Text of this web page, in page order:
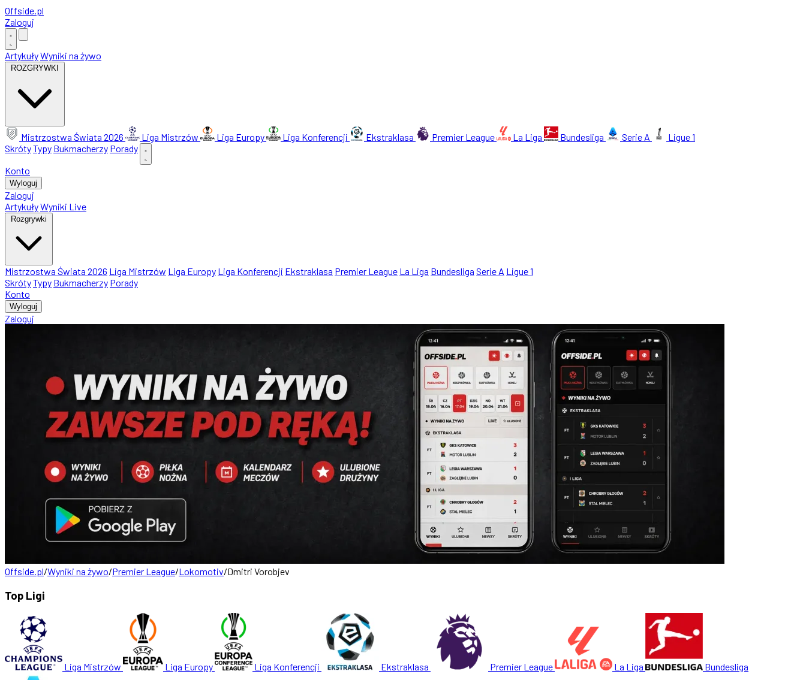
Offside.pl
Zaloguj
ArtykułyWyniki na żywo
ROZGRYWKI
Mistrzostwa Świata 2026 Liga Mistrzów Liga Europy Liga Konferencji Ekstraklasa Premier League La Liga Bundesliga Serie A
Ligue 1
SkrótyTypy Bukmacherzy Porady
Konto
Wyloguj
Zaloguj
ArtykułyWyniki Live
Rozgrywki
Mistrzostwa Świata 2026 Liga Mistrzów Liga Europy Liga Konferencji Ekstraklasa Premier League La Liga Bundesliga Serie A Ligue 1
SkrótyTypy Bukmacherzy Porady
Konto
Wyloguj
Zaloguj
Offside.pl/Wyniki na żywo/Premier League/Lokomotiv/Dmitri Vorobjev
Top Ligi
Liga Mistrzów Liga Europy Liga Konferencji Ekstraklasa Premier League La Liga Bundesliga